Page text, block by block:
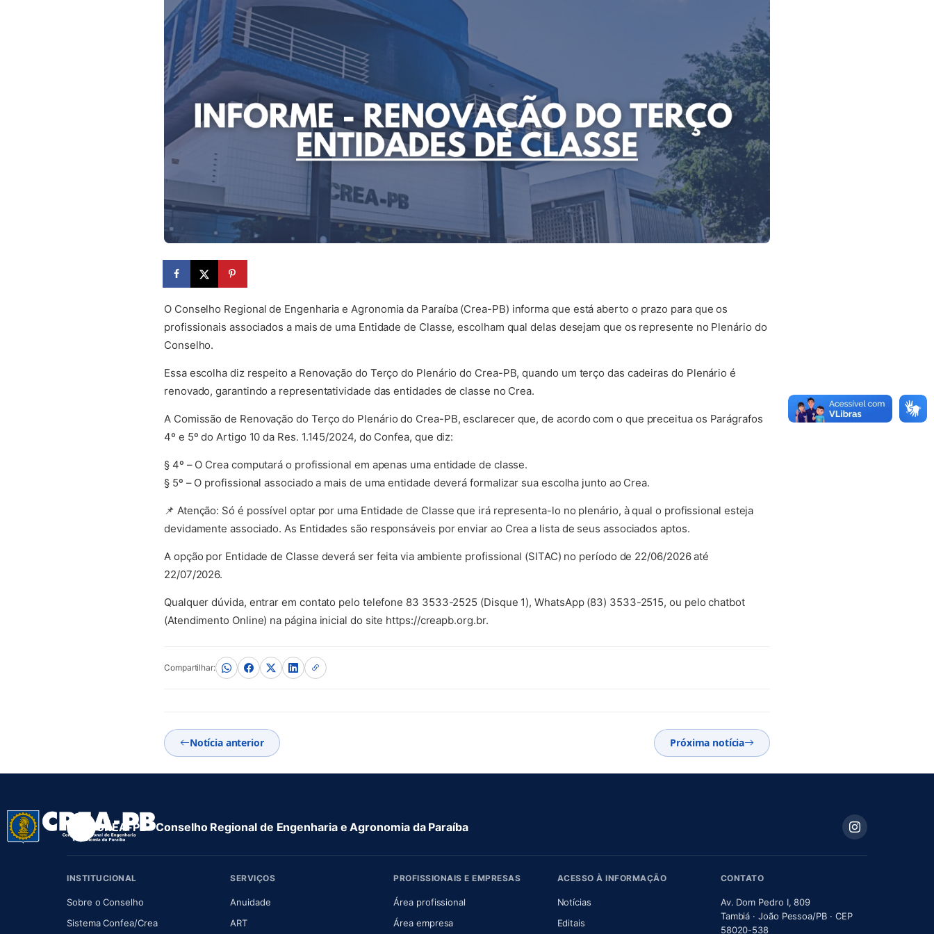
O Conselho Regional de Engenharia e Agronomia da Paraíba (Crea-PB) informa que está aberto o prazo para que os
profissionais associados a mais de uma Entidade de Classe, escolham qual delas desejam que os represente no Plenário do
Conselho.
Essa escolha diz respeito a Renovação do Terço do Plenário do Crea-PB, quando um terço das cadeiras do Plenário é
renovado, garantindo a representatividade das entidades de classe no Crea.
A Comissão de Renovação do Terço do Plenário do Crea-PB, esclarecer que, de acordo com o que preceitua os Parágrafos
4º e 5º do Artigo 10 da Res. 1.145/2024, do Confea, que diz:
§ 4º – O Crea computará o profissional em apenas uma entidade de classe.
§ 5º – O profissional associado a mais de uma entidade deverá formalizar sua escolha junto ao Crea.
📌 Atenção: Só é possível optar por uma Entidade de Classe que irá representa-lo no plenário, à qual o profissional esteja
devidamente associado. As Entidades são responsáveis por enviar ao Crea a lista de seus associados aptos.
A opção por Entidade de Classe deverá ser feita via ambiente profissional (SITAC) no período de 22/06/2026 até
22/07/2026.
Qualquer dúvida, entrar em contato pelo telefone 83 3533-2525 (Disque 1), WhatsApp (83) 3533-2515, ou pelo chatbot
(Atendimento Online) na página inicial do site https://creapb.org.br.
Compartilhar:
Notícia anterior Próxima notícia
CREA-PB · Conselho Regional de Engenharia e Agronomia da Paraíba
INSTITUCIONAL
Sobre o Conselho(abre em nova aba)
Sistema Confea/Crea(abre em nova aba)
SERVIÇOS
Anuidade(abre em nova aba)
ART(abre em nova aba)
PROFISSIONAIS E EMPRESAS
Área profissional
Área empresa
ACESSO À INFORMAÇÃO
Notícias
Editais
CONTATO
Av. Dom Pedro I, 809
Tambiá · João Pessoa/PB · CEP
58020-538